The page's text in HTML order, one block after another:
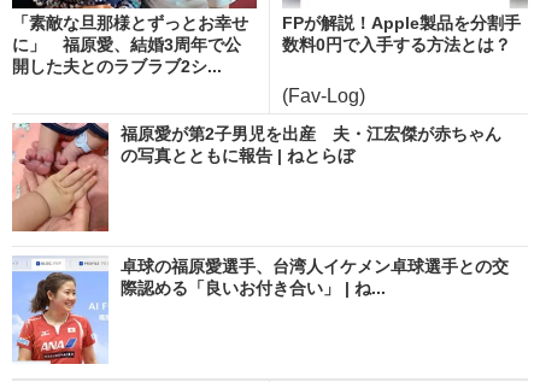
「素敵な旦那様とずっとお幸せ
に」 福原愛、結婚3周年で公
開した夫とのラブラブ2シ...
FPが解説！Apple製品を分割手
数料0円で入手する方法とは？
(Fav-Log)
福原愛が第2子男児を出産 夫・江宏傑が赤ちゃん
の写真とともに報告 | ねとらぼ
卓球の福原愛選手、台湾人イケメン卓球選手との交
際認める「良いお付き合い」 | ね...